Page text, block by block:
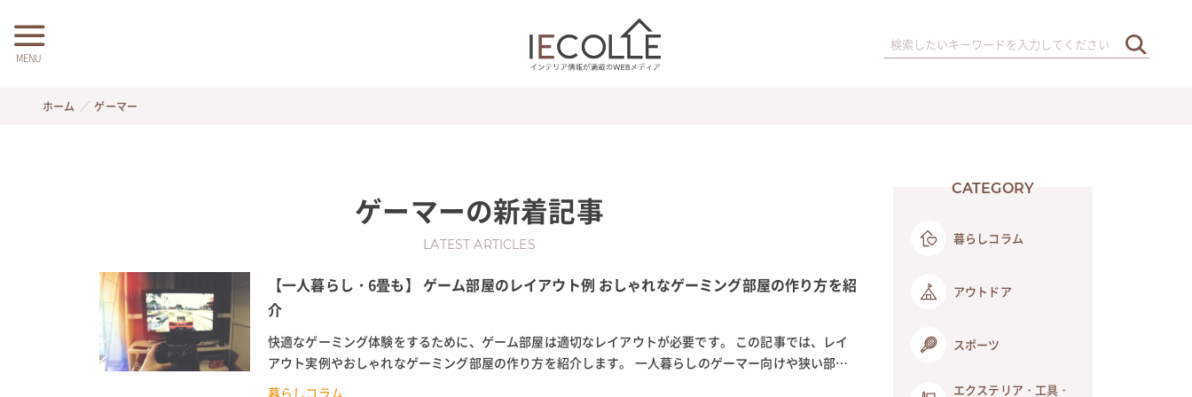
MENU
ホーム ゲーマー
ゲーマーの新着記事
LATEST ARTICLES
【一人暮らし・6畳も】 ゲーム部屋のレイアウト例 おしゃれなゲーミング部屋の作り方を紹
介
快適なゲーミング体験をするために、ゲーム部屋は適切なレイアウトが必要です。 この記事では、レイ
アウト実例やおしゃれなゲーミング部屋の作り方を紹介します。 一人暮らしのゲーマー向けや狭い部屋
のゲーマー向け、6畳のスペース、ロフトやベッド下など...
暮らしコラム
CATEGORY
暮らしコラム
アウトドア
スポーツ
エクステリア・工具・